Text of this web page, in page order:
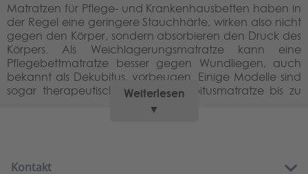
Weiterlesen
▼
Matratzen für Pflege- und Krankenhausbetten haben in
der Regel eine geringere Stauchhärte, wirken also nicht
gegen den Körper, sondern absorbieren den Druck des
Körpers. Als Weichlagerungsmatratze kann eine
Pflegebettmatratze besser gegen Wundliegen, auch
bekannt als Dekubitus, vorbeugen. Einige Modelle sind
sogar therapeutisch als Anti-Dekubitusmatratze bis zu
einem fortgeschrittenen Grad einsetzbar. In den
So wichtig sind Pflegematratzen im Pflegealltag
Kontakt